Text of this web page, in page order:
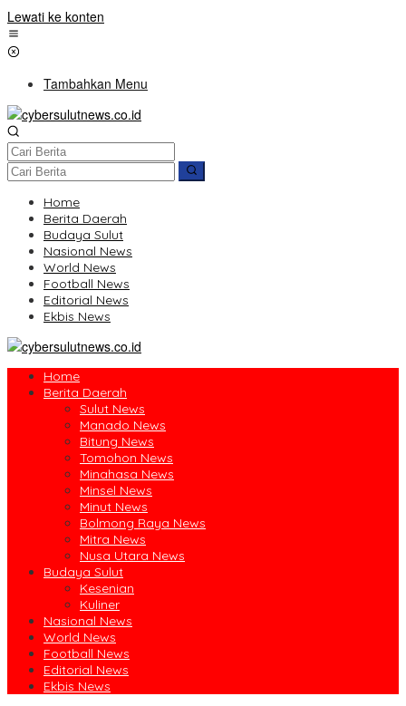
Lewati ke konten
Tambahkan Menu
Home
Berita Daerah
Budaya Sulut
Nasional News
World News
Football News
Editorial News
Ekbis News
Home
Berita Daerah
Sulut News
Manado News
Bitung News
Tomohon News
Minahasa News
Minsel News
Minut News
Bolmong Raya News
Mitra News
Nusa Utara News
Budaya Sulut
Kesenian
Kuliner
Nasional News
World News
Football News
Editorial News
Ekbis News